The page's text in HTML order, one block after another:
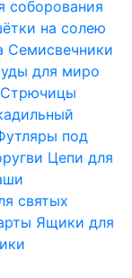
соборования
на солею
Семисвечники
для миро
Стрючицы
под
Цепи для
святых
Ящики для